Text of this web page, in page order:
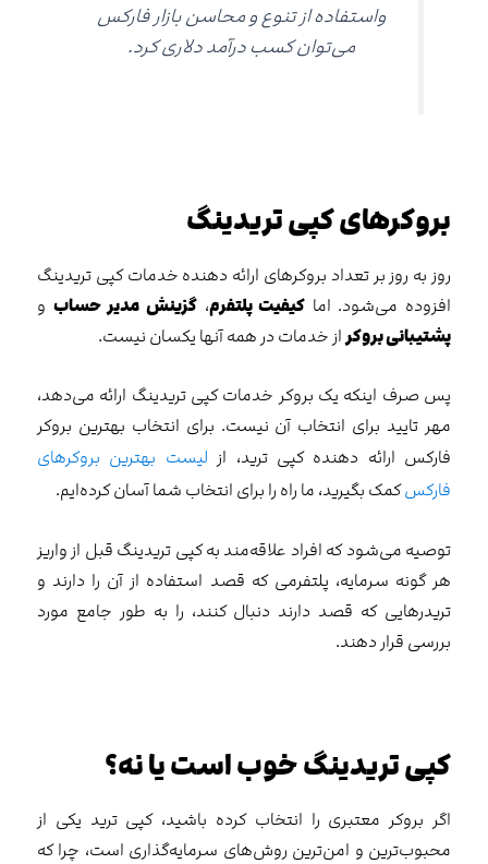
واستفاده از تنوع و محاسن بازار فارکس
می‌توان کسب درآمد دلاری کرد.
بروکرهای کپی تریدینگ
روز به روز بر تعداد بروکرهای ارائه دهنده خدمات کپی تریدینگ
افزوده می‌شود. اما کیفیت پلتفرم،گزینش مدیر حساب و
پشتیبانی بروکراز خدمات در همه آنها یکسان نیست.
پس صرف اینکه یک بروکر خدمات کپی تریدینگ ارائه می‌دهد،
مهر تایید برای انتخاب آن نیست. برای انتخاب بهترین بروکر
فارکس ارائه دهنده کپی ترید، از لیست بهترین بروکرهای
فارکسکمک بگیرید، ما راه را برای انتخاب شما آسان کرده‌ایم.
توصیه می‌شود که افراد علاقه‌مند به کپی تریدینگ قبل از واریز
هر گونه سرمایه، پلتفرمی که قصد استفاده از آن را دارند و
تریدرهایی که قصد دارند دنبال کنند، را به طور جامع مورد
بررسی قرار دهند.
کپی تریدینگ خوب است یا نه؟
اگر بروکر معتبری را انتخاب کرده باشید، کپی ترید یکی از
محبوب‌ترین و امن‌ترین روش‌های سرمایه‌گذاری است، چرا که